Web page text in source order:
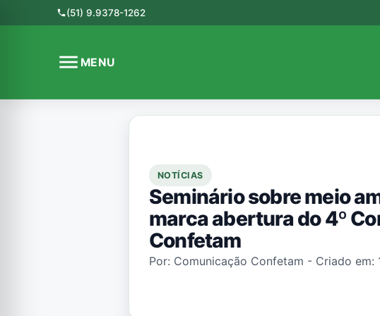
phone(51) 9.9378-1262
menu MENU
NOTÍCIAS
Seminário sobre meio
marca abertura do 4º
Confetam
Por: Comunicação Confetam - Criado em: